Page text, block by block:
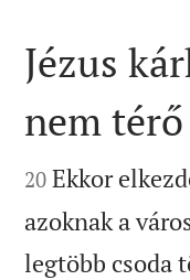

Jézus
nem

20 Ekkor
azoknak a
legtöbb csoda